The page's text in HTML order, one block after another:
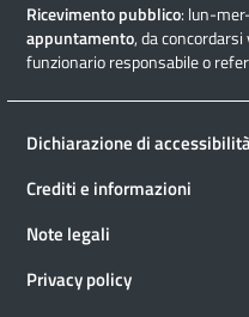
Ricevimento pubblico: lun-
appuntamento, da
funzionario responsabile o
Dichiarazione di
Crediti e informazioni
Note legali
Privacy policy